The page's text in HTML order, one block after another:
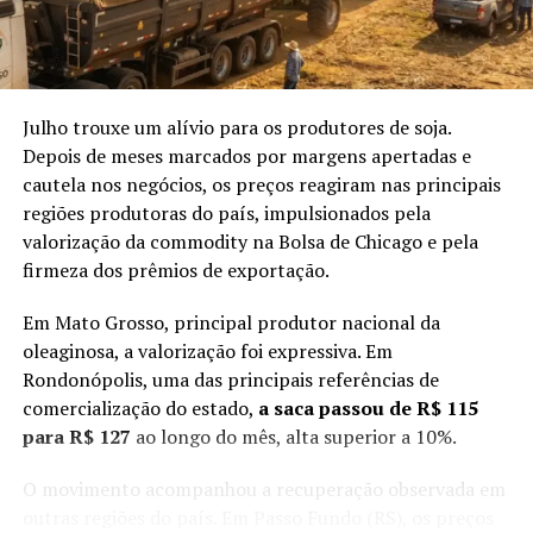
do tipo kdr. A variante L932F promove a substituição de
leucina por fenilalanina na posição 932.
Reação em cadeia
Os cientistas confirmaram as mutações M918L e L932F
por reação em cadeia da polimerase com transcrição
reversa e sequenciamento de alta profundidade. A
validação utilizou o RNA extraído dos quatro
exemplares portadores das alterações.
O trabalho analisou regiões do gene do canal de sódio
dependente de voltagem. Esse canal representa o sítio
de ação dos piretroides. Os inseticidas desse grupo
interferem na função nervosa dos insetos e provocam
paralisia e morte.
Espécimes avaliados
Julho trouxe um alívio para os produtores de soja.
Depois de meses marcados por margens apertadas e
cautela nos negócios, os preços reagiram nas principais
regiões produtoras do país, impulsionados pela
valorização da commodity na Bolsa de Chicago e pela
firmeza dos prêmios de exportação.
Em Mato Grosso, principal produtor nacional da
oleaginosa, a valorização foi expressiva. Em
Rondonópolis, uma das principais referências de
comercialização do estado, a saca passou de R$ 115
para R$ 127 ao longo do mês, alta superior a 10%.
O movimento acompanhou a recuperação observada em